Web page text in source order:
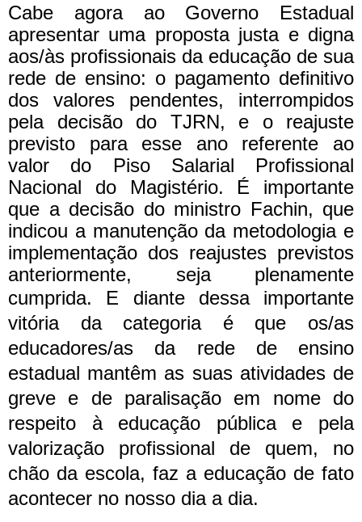
Cabe agora ao Governo Estadual
apresentar uma proposta justa e digna
aos/às profissionais da educação de sua
rede de ensino: o pagamento definitivo
dos valores pendentes, interrompidos
pela decisão do TJRN, e o reajuste
previsto para esse ano referente ao
valor do Piso Salarial Profissional
Nacional do Magistério. É importante
que a decisão do ministro Fachin, que
indicou a manutenção da metodologia e
implementação dos reajustes previstos
anteriormente, seja plenamente
cumprida. E diante dessa importante
vitória da categoria é que os/as
educadores/as da rede de ensino
estadual mantêm as suas atividades de
greve e de paralisação em nome do
respeito à educação pública e pela
valorização profissional de quem, no
chão da escola, faz a educação de fato
acontecer no nosso dia a dia.